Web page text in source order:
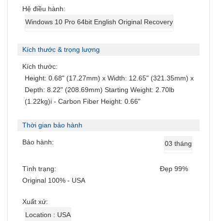
Hệ điều hành:
Windows 10 Pro 64bit English Original Recovery
Kích thước & trọng lượng
Kích thước:
Height: 0.68" (17.27mm) x Width: 12.65" (321.35mm) x
Depth: 8.22" (208.69mm) Starting Weight: 2.70lb
(1.22kg)i - Carbon Fiber Height: 0.66"
Thời gian bảo hành
Bảo hành: 03 tháng
Tình trạng:
Đẹp 99%
Original 100% - USA
Xuất xứ:
Location : USA